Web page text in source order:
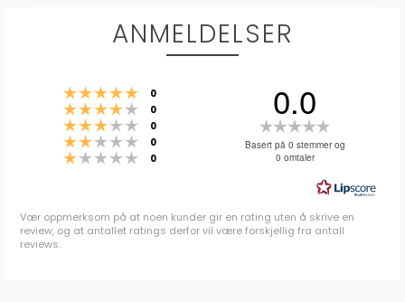
ANMELDELSER
Karakter: 5 av 5 mulige
0
Karakter: 4 av 5 mulige
0
Karakter: 3 av 5 mulige
0
Karakter: 2 av 5 mulige
0
Karakter: 1 av 5 mulige
0
0.0
0.0
5
mulige
Basert på 0 stemmer og
0 omtaler
Vær oppmerksom på at noen kunder gir en rating uten å skrive en
review, og at antallet ratings derfor vil være forskjellig fra antall
reviews.